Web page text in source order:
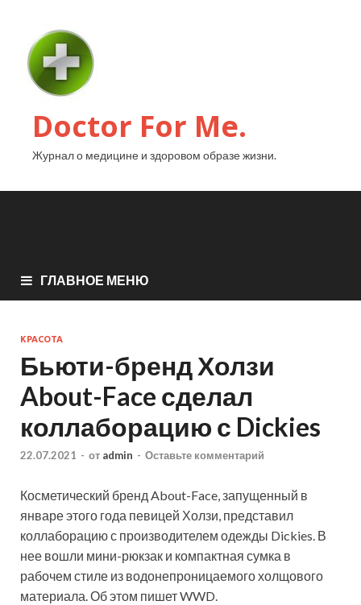
Doctor For Me.
Журнал о медицине и здоровом образе жизни.
ГЛАВНОЕ МЕНЮ
КРАСОТА
Бьюти-бренд Холзи
About-Face сделал
коллаборацию с Dickies
22.07.2021 - от admin - Оставьте комментарий
Косметический бренд About-Face, запущенный в
январе этого года певицей Холзи, представил
коллаборацию с производителем одежды Dickies. В
нее вошли мини-рюкзак и компактная сумка в
рабочем стиле из водонепроницаемого холщового
материала. Об этом пишет WWD.